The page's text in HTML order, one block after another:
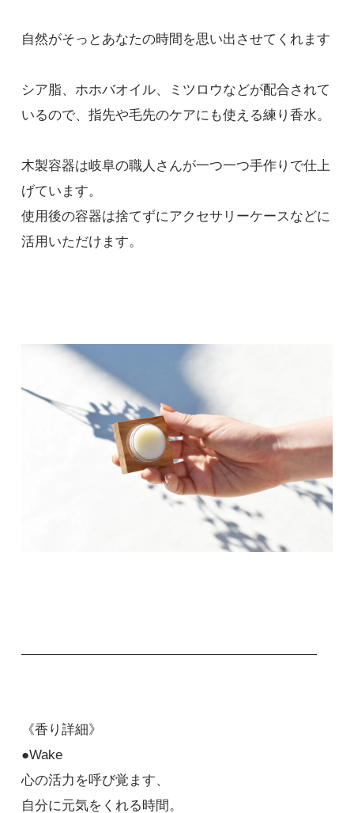
自然がそっとあなたの時間を思い出させてくれます
シア脂、ホホバオイル、ミツロウなどが配合されて
いるので、指先や毛先のケアにも使える練り香水。
木製容器は岐阜の職人さんが一つ一つ手作りで仕上
げています。
使用後の容器は捨てずにアクセサリーケースなどに
活用いただけます。
――――――――――――――――――――――
《香り詳細》
●Wake
心の活力を呼び覚ます、
自分に元気をくれる時間。